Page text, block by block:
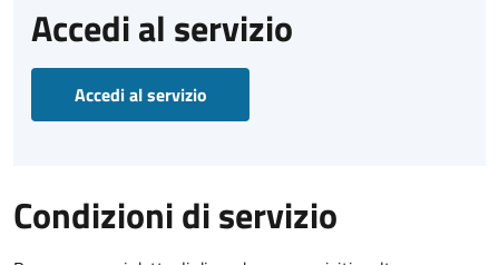
Accedi al servizio
Accedi al servizio
Condizioni di servizio